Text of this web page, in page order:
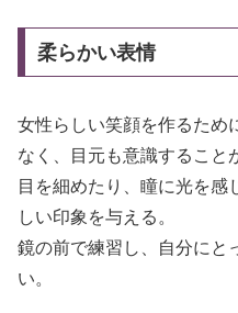
柔らかい表情
女性らしい笑顔を作るため
なく、目元も意識すること
目を細めたり、瞳に光を感
しい印象を与える。
鏡の前で練習し、自分にと
い。